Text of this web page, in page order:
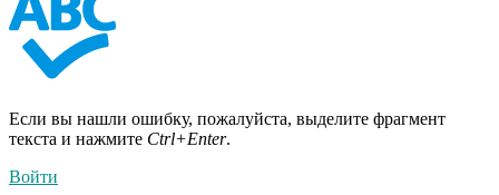
Если вы нашли ошибку, пожалуйста, выделите фрагмент
текста и нажмите Ctrl+Enter.
Войти